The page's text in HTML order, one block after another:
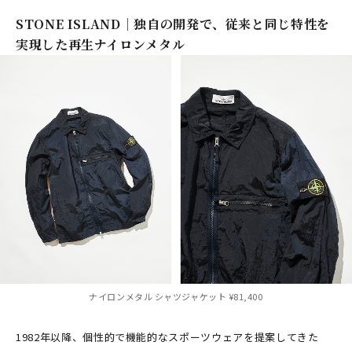
STONE ISLAND｜独自の開発で、従来と同じ特性を
実現した再生ナイロンメタル
ナイロンメタル シャツジャケット ¥81,400
1982年以降、個性的で機能的なスポーツウェアを提案してきた